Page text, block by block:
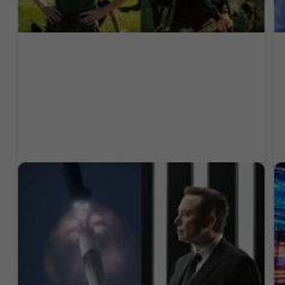
Raketa SpaceX narazila
do Mesiaca v rýchlosti
takmer 9-tisíc km/h.
NASA okamžite reaguje